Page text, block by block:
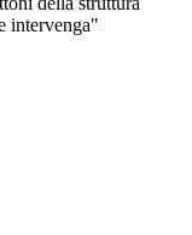
intervenga"